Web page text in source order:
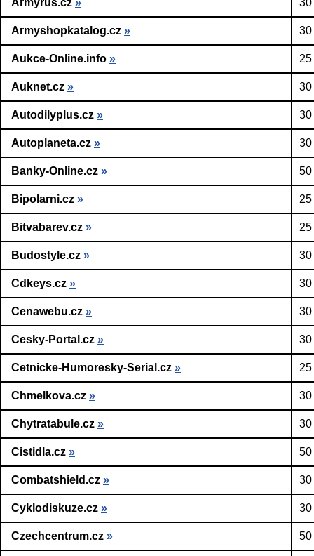
Armyrus.cz » 30
Armyshopkatalog.cz » 30
Aukce-Online.info »
Auknet.cz » 30
Autodilyplus.cz » 30
Autoplaneta.cz » 30
Banky-Online.cz » 50
Bipolarni.cz »
Bitvabarev.cz »
Budostyle.cz » 30
Cdkeys.cz » 30
Cenawebu.cz » 30
Cesky-Portal.cz » 30
Cetnicke-Humoresky-Serial.cz »
Chmelkova.cz » 30
Chytratabule.cz » 30
Cistidla.cz » 50
Combatshield.cz » 30
Cyklodiskuze.cz » 30
Czechcentrum.cz » 50